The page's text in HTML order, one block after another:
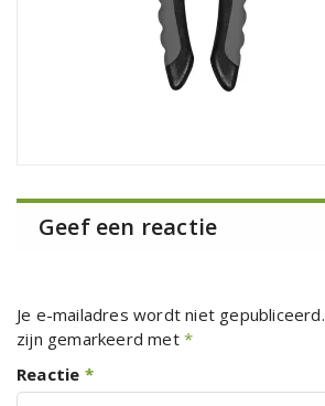
Geef een reactie
Je e-mailadres wordt niet gepubliceerd.
zijn gemarkeerd met *
Reactie *